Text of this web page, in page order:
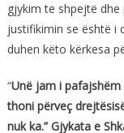
gjykim te shpejtë
justifikimin se është i
duhen këto kërkesa
“Unë jam i
thoni përveç
nuk ka.” Gjykata e